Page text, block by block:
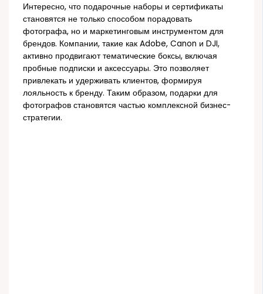
Интересно, что подарочные наборы и сертификаты
становятся не только способом порадовать
фотографа, но и маркетинговым инструментом для
брендов. Компании, такие как Adobe, Canon и DJI,
активно продвигают тематические боксы, включая
пробные подписки и аксессуары. Это позволяет
привлекать и удерживать клиентов, формируя
лояльность к бренду. Таким образом, подарки для
фотографов становятся частью комплексной бизнес-
стратегии.